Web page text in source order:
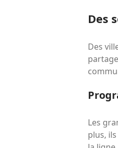
Des
Des
Les
plus,